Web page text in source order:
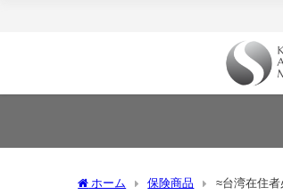
ホーム 保険商品
≈台湾在住